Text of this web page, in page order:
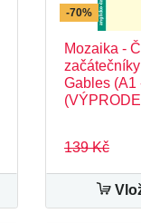
-70%
Mozaika -
Gables (A1
139 Kč